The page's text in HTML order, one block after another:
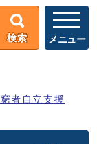
検索 メニュー
者自立支援